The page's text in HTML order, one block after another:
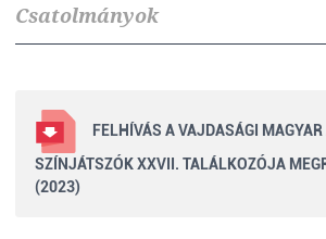
Csatolmányok
FELHÍVÁS A VAJDASÁGI MAGYAR
SZÍNJÁTSZÓK XXVII. TALÁLKOZÓJA
(2023)